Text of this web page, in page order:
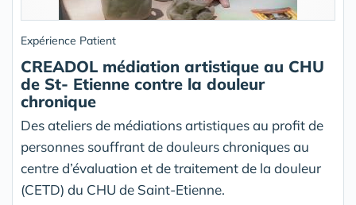
Expérience Patient
CREADOL médiation artistique au CHU
de St- Etienne contre la douleur
chronique
Des ateliers de médiations artistiques au profit de
personnes souffrant de douleurs chroniques au
centre d’évaluation et de traitement de la douleur
(CETD) du CHU de Saint-Etienne.